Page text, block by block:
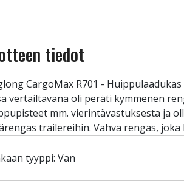
tiedot
CargoMax R701 -
vertailtavana oli peräti kymmenen
mm. vierintävastuksesta ja
trailereihin. Vahva rengas,
tyyppi: Van